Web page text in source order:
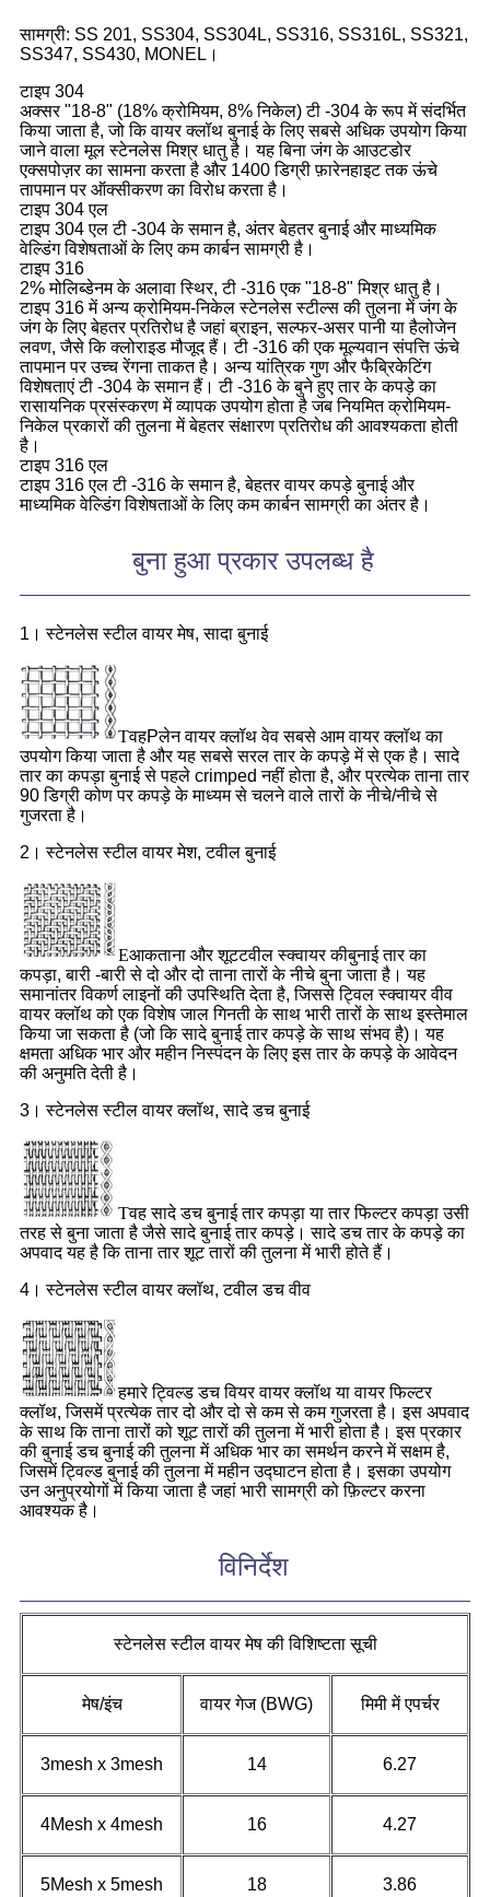
सामग्री: SS 201, SS304, SS304L, SS316, SS316L, SS321,
SS347, SS430, MONEL।
टाइप 304
अक्सर "18-8" (18% क्रोमियम, 8% निकेल) टी -304 के रूप में संदर्भित
किया जाता है, जो कि वायर क्लॉथ बुनाई के लिए सबसे अधिक उपयोग किया
जाने वाला मूल स्टेनलेस मिश्र धातु है। यह बिना जंग के आउटडोर
एक्सपोज़र का सामना करता है और 1400 डिग्री फ़ारेनहाइट तक ऊंचे
तापमान पर ऑक्सीकरण का विरोध करता है।
टाइप 304 एल
टाइप 304 एल टी -304 के समान है, अंतर बेहतर बुनाई और माध्यमिक
वेल्डिंग विशेषताओं के लिए कम कार्बन सामग्री है।
टाइप 316
2% मोलिब्डेनम के अलावा स्थिर, टी -316 एक "18-8" मिश्र धातु है।
टाइप 316 में अन्य क्रोमियम-निकेल स्टेनलेस स्टील्स की तुलना में जंग के
जंग के लिए बेहतर प्रतिरोध है जहां ब्राइन, सल्फर-असर पानी या हैलोजेन
लवण, जैसे कि क्लोराइड मौजूद हैं। टी -316 की एक मूल्यवान संपत्ति ऊंचे
तापमान पर उच्च रेंगना ताकत है। अन्य यांत्रिक गुण और फैब्रिकेटिंग
विशेषताएं टी -304 के समान हैं। टी -316 के बुने हुए तार के कपड़े का
रासायनिक प्रसंस्करण में व्यापक उपयोग होता है जब नियमित क्रोमियम-
निकेल प्रकारों की तुलना में बेहतर संक्षारण प्रतिरोध की आवश्यकता होती
है।
टाइप 316 एल
टाइप 316 एल टी -316 के समान है, बेहतर वायर कपड़े बुनाई और
माध्यमिक वेल्डिंग विशेषताओं के लिए कम कार्बन सामग्री का अंतर है।
बुना हुआ प्रकार उपलब्ध है
1। स्टेनलेस स्टील वायर मेष, सादा बुनाई
TवहPलेन वायर क्लॉथ वेव सबसे आम वायर क्लॉथ का
उपयोग किया जाता है और यह सबसे सरल तार के कपड़े में से एक है। सादे
तार का कपड़ा बुनाई से पहले crimped नहीं होता है, और प्रत्येक ताना तार
90 डिग्री कोण पर कपड़े के माध्यम से चलने वाले तारों के नीचे/नीचे से
गुजरता है।
2। स्टेनलेस स्टील वायर मेश, टवील बुनाई
Eआकताना और शूटटवील स्क्वायर कीबुनाई तार का
कपड़ा, बारी -बारी से दो और दो ताना तारों के नीचे बुना जाता है। यह
समानांतर विकर्ण लाइनों की उपस्थिति देता है, जिससे ट्विल स्क्वायर वीव
वायर क्लॉथ को एक विशेष जाल गिनती के साथ भारी तारों के साथ इस्तेमाल
किया जा सकता है (जो कि सादे बुनाई तार कपड़े के साथ संभव है)। यह
क्षमता अधिक भार और महीन निस्पंदन के लिए इस तार के कपड़े के आवेदन
की अनुमति देती है।
3। स्टेनलेस स्टील वायर क्लॉथ, सादे डच बुनाई
Tवह सादे डच बुनाई तार कपड़ा या तार फिल्टर कपड़ा उसी
तरह से बुना जाता है जैसे सादे बुनाई तार कपड़े। सादे डच तार के कपड़े का
अपवाद यह है कि ताना तार शूट तारों की तुलना में भारी होते हैं।
4। स्टेनलेस स्टील वायर क्लॉथ, टवील डच वीव
हमारे ट्विल्ड डच वियर वायर क्लॉथ या वायर फिल्टर
क्लॉथ, जिसमें प्रत्येक तार दो और दो से कम से कम गुजरता है। इस अपवाद
के साथ कि ताना तारों को शूट तारों की तुलना में भारी होता है। इस प्रकार
की बुनाई डच बुनाई की तुलना में अधिक भार का समर्थन करने में सक्षम है,
जिसमें ट्विल्ड बुनाई की तुलना में महीन उद्घाटन होता है। इसका उपयोग
उन अनुप्रयोगों में किया जाता है जहां भारी सामग्री को फ़िल्टर करना
आवश्यक है।
विनिर्देश
स्टेनलेस स्टील वायर मेष की विशिष्टता सूची
मेष/इंच वायर गेज (BWG) मिमी में एपर्चर
3mesh x 3mesh 14 6.27
4Mesh x 4mesh 16 4.27
5Mesh x 5mesh 18 3.86